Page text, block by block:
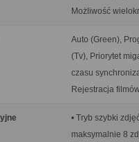
Możliwość
Auto (Green),
(Tv), Priorytet
czasu
Rejestracja
• Tryb szybki
maksymalnie 8